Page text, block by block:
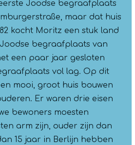
Joodse begraafplaats
maar dat huis
kocht Moritz een stuk land
begraafplaats van
een paar jaar gesloten
vol lag. Op dit
mooi, groot huis bouwen
Er waren drie eisen
bewoners moesten
arm zijn, ouder zijn dan
15 jaar in Berlijn hebben